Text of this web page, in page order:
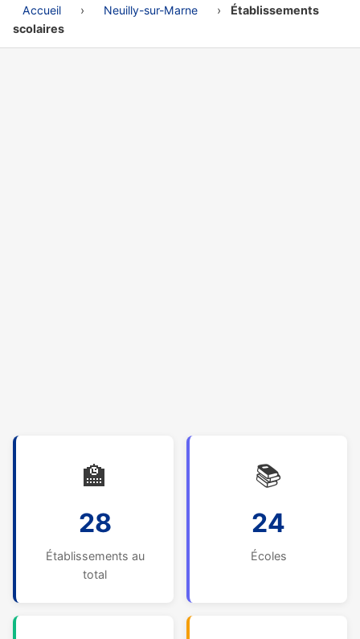
Accueil › Neuilly-sur-Marne ›
Établissements
scolaires
🏫
28
Établissements au
total
📚
24
Écoles